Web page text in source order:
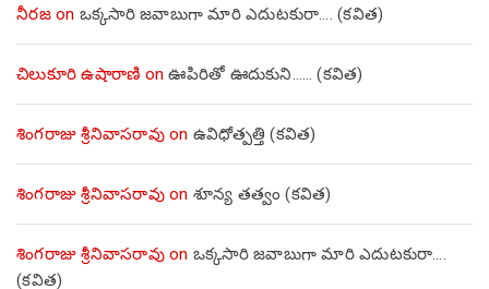
నీరజon ఒక్కసారి జవాబుగా మారి ఎదుటకురా…. (కవిత)
చిలుకూరి ఉషారాణి onఊపిరితో ఊదుకుని…… (కవిత)
శింగరాజు శ్రీనివాసరావుon ఉవిధోత్పత్తి (కవిత)
శింగరాజు శ్రీనివాసరావుon శూన్య తత్వం (కవిత)
శింగరాజు శ్రీనివాసరావుon ఒక్కసారి జవాబుగా మారి ఎదుటకురా….
(కవిత)